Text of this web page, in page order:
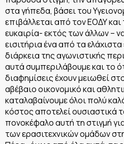
στα γήπεδα, βάσει του
επιβάλλεται από τον ΕΟΔΥ και
ευκαιρία- εκτός των άλλων –
εισιτήρια ένα από τα
διάρκεια της αγωνιστικής
αυτά συμπεριλάβουμε και το
διαφημίσεις έχουν μειωθεί
αβέβαιο οικονομικό και
καταλαβαίνουμε όλοι πολύ
κόστος αποτελεί ουσιαστικά
πονοκέφαλο αυτή τη στιγμή
των ερασιτεχνικών ομάδων